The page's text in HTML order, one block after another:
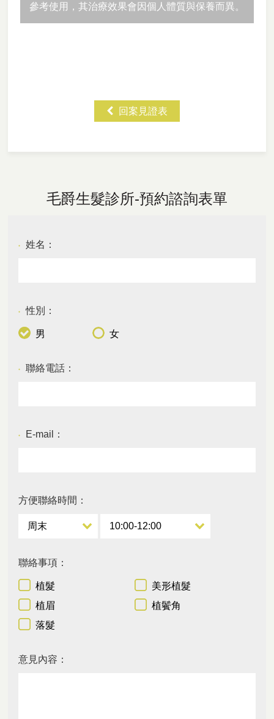
參考使用，其治療效果會因個人體質與保養而異。
回案見證表
毛爵生髮診所-預約諮詢表單
● 姓名：
● 性別：
男 女
● 聯絡電話：
● E-mail：
方便聯絡時間：
聯絡事項：
植髮
美形植髮
植眉
植鬢角
落髮
意見內容：